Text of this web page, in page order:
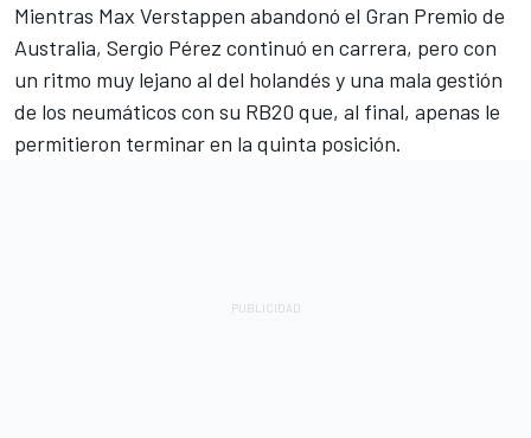
Mientras Max Verstappen abandonó el Gran Premio de
Australia, Sergio Pérez continuó en carrera, pero con
un ritmo muy lejano al del holandés y una mala gestión
de los neumáticos con su RB20 que, al final, apenas le
permitieron terminar en la quinta posición.